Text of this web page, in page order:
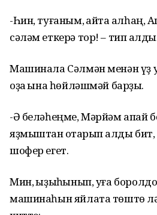
-Һин, туғаным, ҡайта ҡалһаң,
сәләм еткерә тор! – тип
Машинала Сәлмән менән үҙ
оҙаҡ ҡына һөйләшмәй барҙыҡ.
-Ә беләһеңме, Мәрйәм апай
яҙмыштан ҡотҡарып ҡалды
шофер егет.
Мин, ҡыҙыҡһынып, уға
машинаһын яйлата төштө